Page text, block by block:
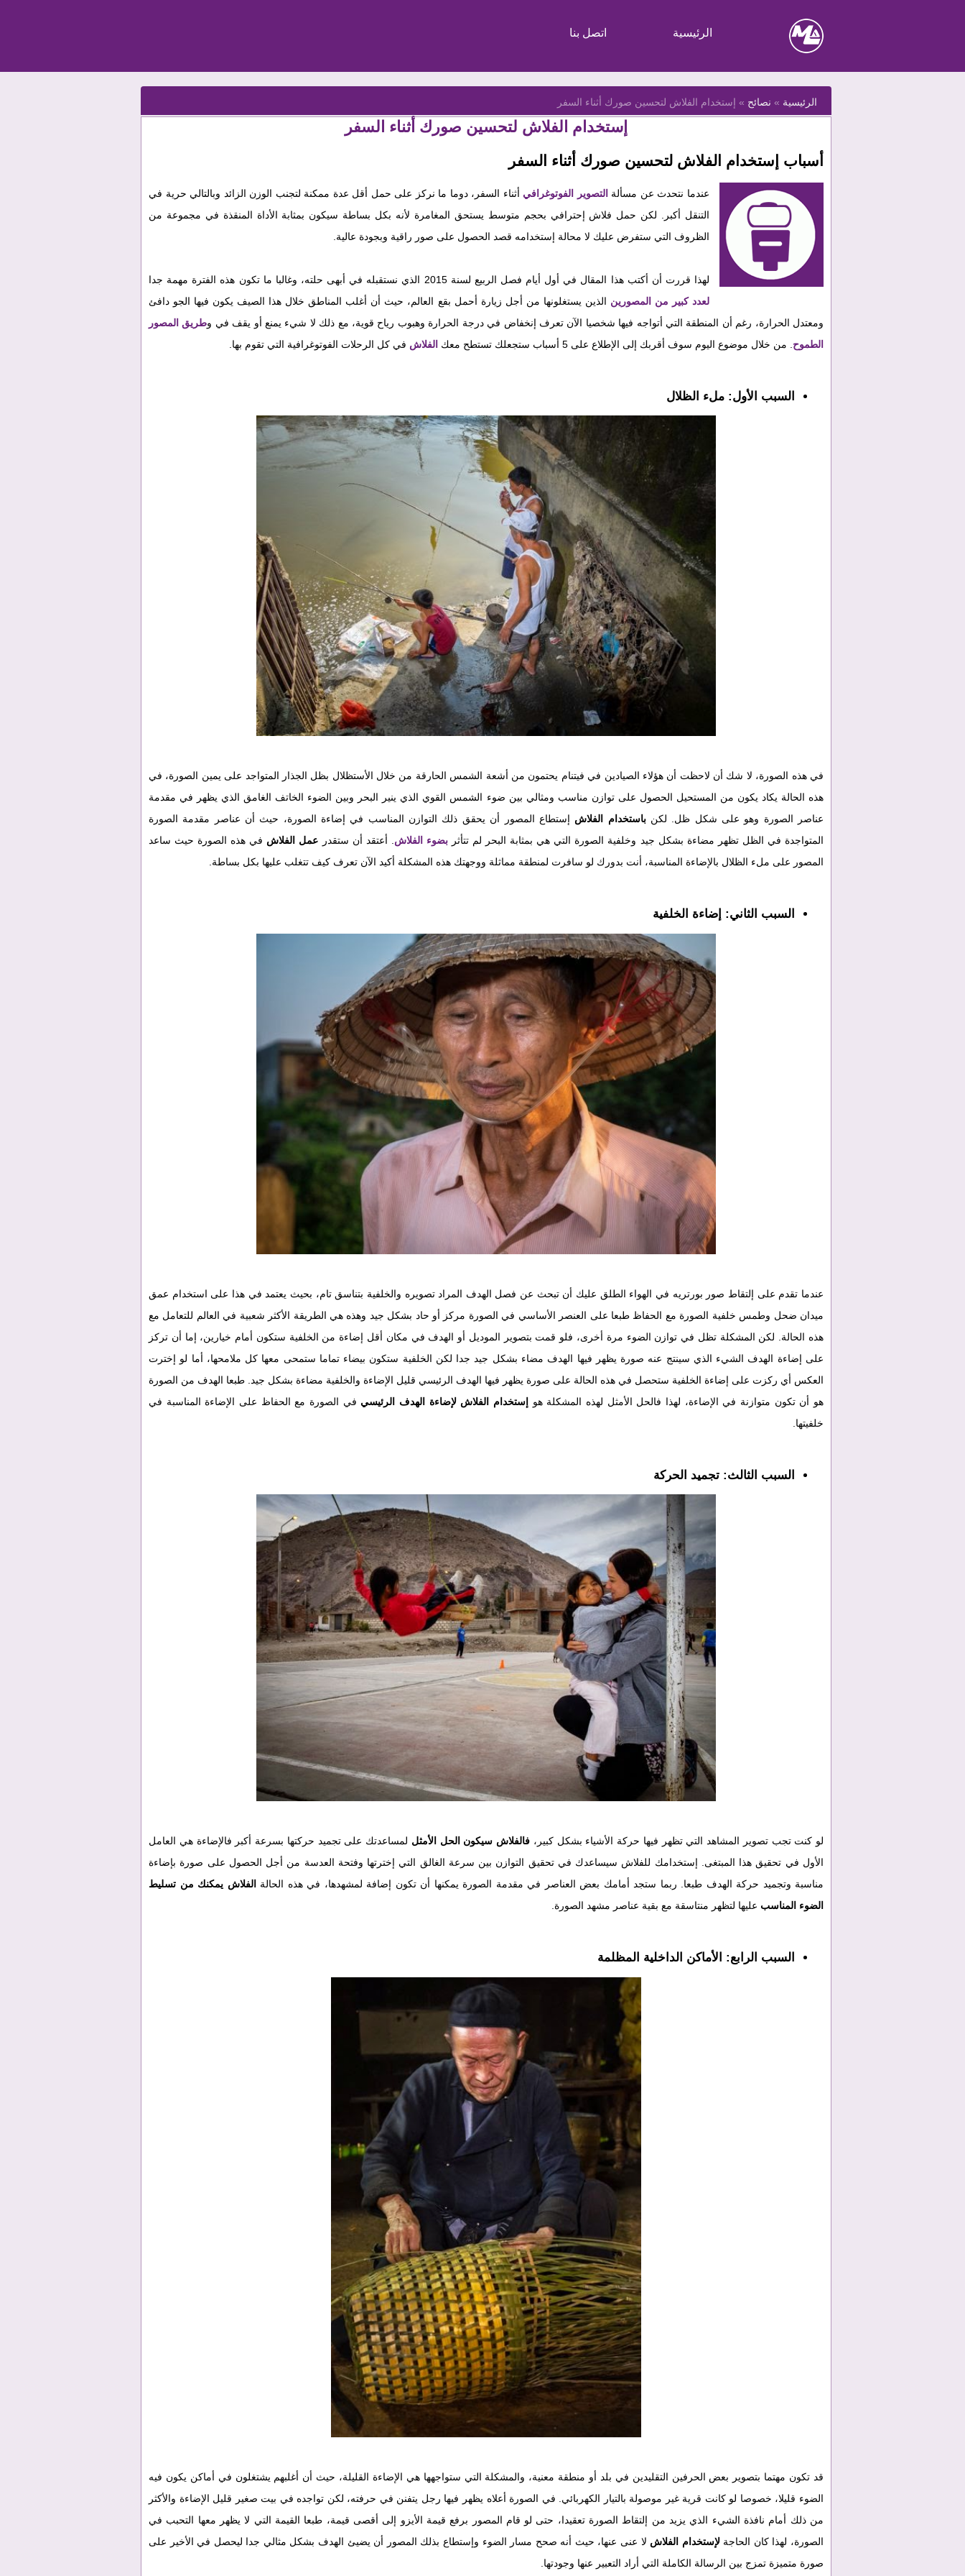
الرئيسية اتصل بنا
الرئيسية » نصائح » إستخدام الفلاش لتحسين صورك أثناء السفر
إستخدام الفلاش لتحسين صورك أثناء السفر
أسباب إستخدام الفلاش لتحسين صورك أثناء السفر
عندما نتحدث عن مسألة التصوير الفوتوغرافي أثناء السفر، دوما ما نركز على حمل أقل عدة ممكنة لتجنب الوزن الزائد وبالتالي حرية في
التنقل أكبر. لكن حمل فلاش إحترافي بحجم متوسط يستحق المغامرة لأنه بكل بساطة سيكون بمثابة الأداة المنقذة في مجموعة من
الظروف التي ستفرض عليك لا محالة إستخدامه قصد الحصول على صور راقية وبجودة عالية.
لهذا قررت أن أكتب هذا المقال في أول أيام فصل الربيع لسنة 2015 الذي نستقبله في أبهى حلته، وغالبا ما تكون هذه الفترة مهمة جدا
لعدد كبير من المصورين الذين يستغلونها من أجل زيارة أحمل بقع العالم، حيث أن أغلب المناطق خلال هذا الصيف يكون فيها الجو دافئ
ومعتدل الحرارة، رغم أن المنطقة التي أتواجه فيها شخصيا الآن تعرف إنخفاض في درجة الحرارة وهبوب رياح قوية، مع ذلك لا شيء يمنع أو يقف في وطريق المصور
الطموح . من خلال موضوع اليوم سوف أقربك إلى الإطلاع على 5 أسباب ستجعلك تستطح معك الفلاش في كل الرحلات الفوتوغرافية التي تقوم بها.
السبب الأول: ملء الظلال
في هذه الصورة، لا شك أن لاحظت أن هؤلاء الصيادين في فيتنام يحتمون من أشعة الشمس الحارقة من خلال الأستظلال بظل الجذار المتواجد على يمين الصورة، في
هذه الحالة يكاد يكون من المستحيل الحصول على توازن مناسب ومثالي بين ضوء الشمس القوي الذي ينير البحر وبين الضوء الخاتف الغامق الذي يظهر في مقدمة
عناصر الصورة وهو على شكل ظل. لكنباستخدام الفلاش إستطاع المصور أن يحقق ذلك التوازن المناسب في إضاءة الصورة، حيث أن عناصر مقدمة الصورة
المتواجدة في الظل تظهر مضاءة بشكل جيد وخلفية الصورة التي هي بمثابة البحر لم تتأثربضوء الفلاش. أعتقد أن ستقدر عمل الفلاش في هذه الصورة حيث ساعد
المصور على ملء الظلال بالإضاءة المناسبة، أنت بدورك لو سافرت لمنطقة مماثلة ووجهتك هذه المشكلة أكيد الآن تعرف كيف تتغلب عليها بكل بساطة.
السبب الثاني: إضاءة الخلفية
عندما تقدم على إلتقاط صور بورتريه في الهواء الطلق عليك أن تبحث عن فصل الهدف المراد تصويره والخلفية بتناسق تام، بحيث يعتمد في هذا على استخدام عمق
ميدان ضحل وطمس خلفية الصورة مع الحفاظ طبعا على العنصر الأساسي في الصورة مركز أو حاد بشكل جيد وهذه هي الطريقة الأكثر شعبية في العالم للتعامل مع
هذه الحالة. لكن المشكلة تظل في توازن الضوء مرة أخرى، فلو قمت بتصوير الموديل أو الهدف في مكان أقل إضاءة من الخلفية ستكون أمام خيارين، إما أن تركز
على إضاءة الهدف الشيء الذي سينتج عنه صورة يظهر فيها الهدف مضاء بشكل جيد جدا لكن الخلفية ستكون بيضاء تماما ستمحى معها كل ملامحها، أما لو إخترت
العكس أي ركزت على إضاءة الخلفية ستحصل في هذه الحالة على صورة يظهر فيها الهدف الرئيسي قليل الإضاءة والخلفية مضاءة بشكل جيد. طبعا الهدف من الصورة
هو أن تكون متوازنة في الإضاءة، لهذا فالحل الأمثل لهذه المشكلة هو
إستخدام الفلاش لإضاءة الهدف الرئيسي في الصورة مع الحفاظ على الإضاءة المناسبة في
خلفيتها.
السبب الثالث: تجميد الحركة
لو كنت تجب تصوير المشاهد التي تظهر فيها حركة الأشياء بشكل كبير، فالفلاش سيكون الحل الأمثل لمساعدتك على تجميد حركتها بسرعة أكبر فالإضاءة هي العامل
الأول في تحقيق هذا المبتغى. إستخدامك للفلاش سيساعدك في تحقيق التوازن بين سرعة الغالق التي إخترتها وفتحة العدسة من أجل الحصول على صورة بإضاءة
مناسبة وتجميد حركة الهدف طبعا. ربما ستجد أمامك بعض العناصر في مقدمة الصورة يمكنها أن تكون إضافة لمشهدها، في هذه الحالة
الفلاش يمكنك من تسليط
الضوء المناسب عليها لتظهر منتاسقة مع بقية عناصر مشهد الصورة.
السبب الرابع: الأماكن الداخلية المظلمة
قد تكون مهتما بتصوير بعض الحرفين التقليدين في بلد أو منطقة معنية، والمشكلة التي ستواجهها هي الإضاءة القليلة، حيث أن أغلبهم يشتغلون في أماكن يكون فيه
الضوء قليلا، خصوصا لو كانت قرية غير موصولة بالتيار الكهربائي. في الصورة أعلاه يظهر فيها رجل يتفنن في حرفته، لكن تواجده في بيت صغير قليل الإضاءة والأكثر
من ذلك أمام نافذة الشيء الذي يزيد من إلتقاط الصورة تعقيدا، حتى لو قام المصور برفع قيمة الأيزو إلى أقصى قيمة، طبعا القيمة التي لا يظهر معها التحبب في
الصورة، لهذا كان الحاجةلإستخدام الفلاش لا عنى عنها، حيث أنه صحح مسار الضوء وإستطاع بذلك المصور أن يضيئ الهدف بشكل مثالي جدا ليحصل في الأخير على
صورة متميزة تمزج بين الرسالة الكاملة التي أراد التعبير عنها وجودتها.